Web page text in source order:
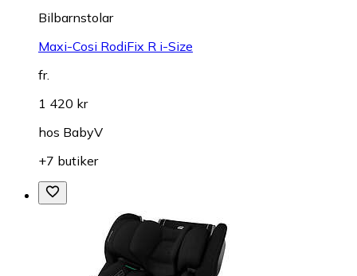
Bilbarnstolar
Maxi-Cosi RodiFix R i-Size
fr.
1 420 kr
hos BabyV
+7 butiker